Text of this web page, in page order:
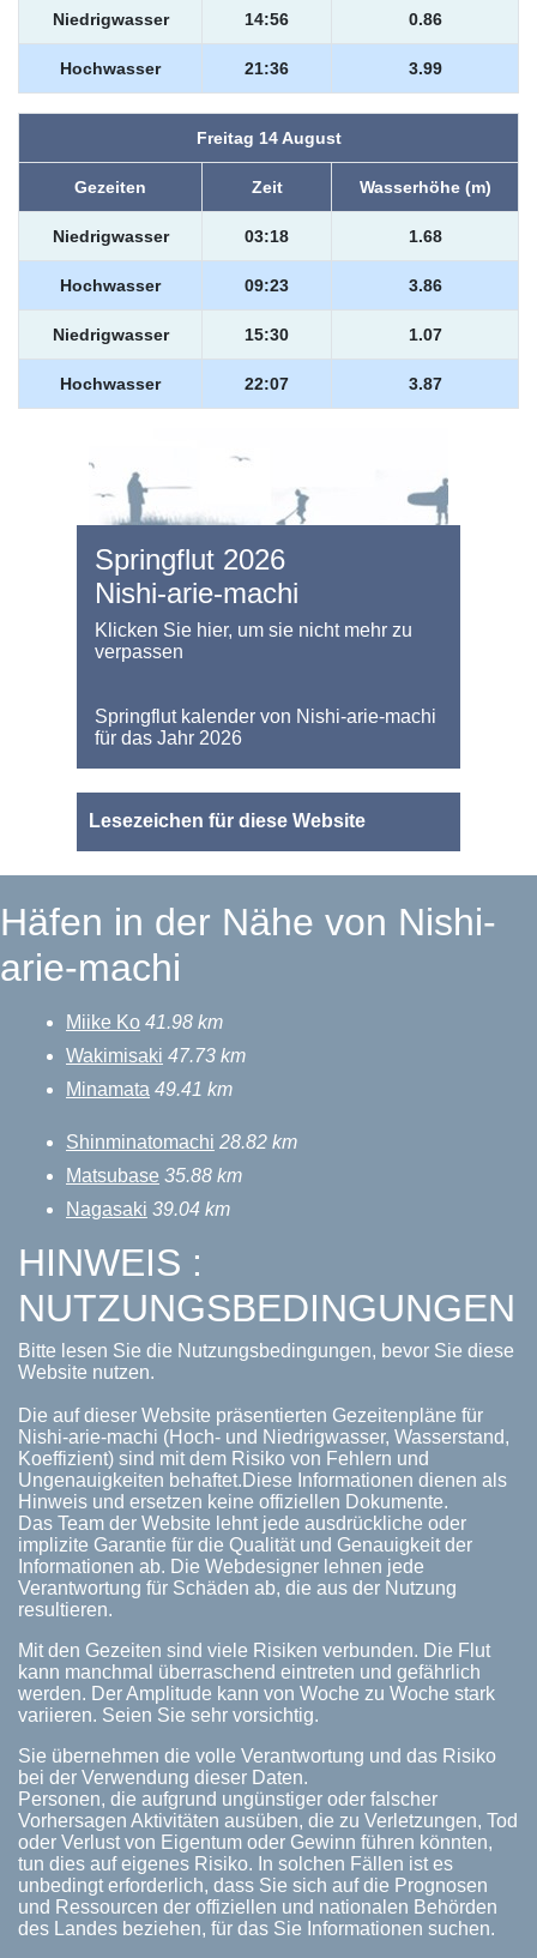
Niedrigwasser 14:56 0.86
Hochwasser 21:36 3.99
Freitag 14 August
Gezeiten Zeit Wasserhöhe (m)
Niedrigwasser 03:18 1.68
Hochwasser 09:23 3.86
Niedrigwasser 15:30 1.07
Hochwasser 22:07 3.87
Springflut 2026
Nishi-arie-machi
Klicken Sie hier, um sie nicht mehr zu
verpassen
Springflut kalender von Nishi-arie-machi
für das Jahr 2026
Lesezeichen für diese Website
Häfen in der Nähe von Nishi-
arie-machi
Miike Ko 41.98 km
Wakimisaki 47.73 km
Minamata 49.41 km
Shinminatomachi 28.82 km
Matsubase 35.88 km
Nagasaki 39.04 km
HINWEIS :
NUTZUNGSBEDINGUNGEN
Bitte lesen Sie die Nutzungsbedingungen, bevor Sie diese
Website nutzen.
Die auf dieser Website präsentierten Gezeitenpläne für
Nishi-arie-machi (Hoch- und Niedrigwasser, Wasserstand,
Koeffizient) sind mit dem Risiko von Fehlern und
Ungenauigkeiten behaftet.Diese Informationen dienen als
Hinweis und ersetzen keine offiziellen Dokumente.
Das Team der Website lehnt jede ausdrückliche oder
implizite Garantie für die Qualität und Genauigkeit der
Informationen ab. Die Webdesigner lehnen jede
Verantwortung für Schäden ab, die aus der Nutzung
resultieren.
Mit den Gezeiten sind viele Risiken verbunden. Die Flut
kann manchmal überraschend eintreten und gefährlich
werden. Der Amplitude kann von Woche zu Woche stark
variieren. Seien Sie sehr vorsichtig.
Sie übernehmen die volle Verantwortung und das Risiko
bei der Verwendung dieser Daten.
Personen, die aufgrund ungünstiger oder falscher
Vorhersagen Aktivitäten ausüben, die zu Verletzungen, Tod
oder Verlust von Eigentum oder Gewinn führen könnten,
tun dies auf eigenes Risiko. In solchen Fällen ist es
unbedingt erforderlich, dass Sie sich auf die Prognosen
und Ressourcen der offiziellen und nationalen Behörden
des Landes beziehen, für das Sie Informationen suchen.